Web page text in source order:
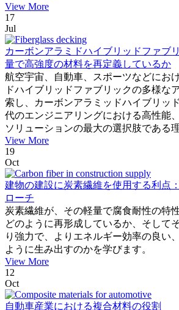
View More
17
Jul
カーボンアラミドハイブリッドファブ
量で高強度の材料を再定義しているか
航空宇宙、自動車、スポーツなどにお
ドハイブリッドファブリックの多様な
索し、カーボンアラミッドハイブリッ
代のエンジニアリングにおける高性能
ソリューションの最大の選択肢である
View More
19
Oct
建物の建設に炭素繊維を使用する利点
ローチ
炭素繊維が、その軽量で腐食耐性の特
どのように再形成しているか、そして
り強力で、よりエネルギー効率の良い
ように生み出すのかを学びます。
View More
12
Oct
自動車産業における複合材料の役割